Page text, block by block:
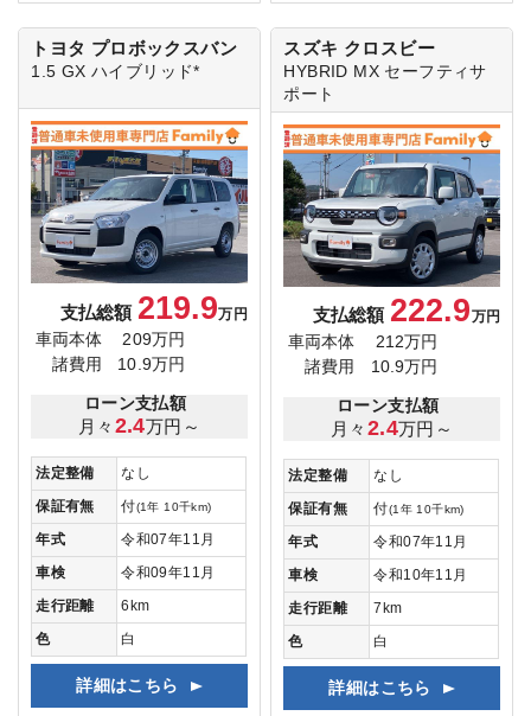
トヨタ プロボックスバン
1.5 GX ハイブリッド*
支払総額 219.9万円
車両本体
209万円
諸費用
10.9万円
ローン支払額
月々 2.4万円～
法定整備
なし
保証有無
付(1年 10千km)
年式
令和07年11月
車検
令和09年11月
走行距離
6km
色
白
詳細はこちら
スズキ クロスビー
HYBRID MX セーフティサ
ポート
支払総額 222.9万円
車両本体
212万円
諸費用
10.9万円
ローン支払額
月々 2.4万円～
法定整備
なし
保証有無
付(1年 10千km)
年式
令和07年11月
車検
令和10年11月
走行距離
7km
色
白
詳細はこちら